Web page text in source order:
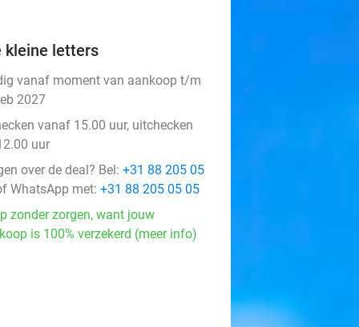
kleine letters
vanaf moment van aankoop t/m
2027
vanaf 15.00 uur, uitchecken
uur
over de deal? Bel: +31 88 205 05
WhatsApp met: +31 88 205 05 05
zonder zorgen, want jouw
is 100% verzekerd (meer info)